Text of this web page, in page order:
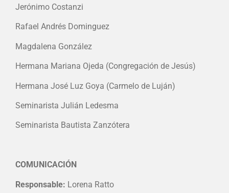
Jerónimo Costanzi
Rafael Andrés Dominguez
Magdalena González
Hermana Mariana Ojeda (Congregación de Jesús)
Hermana José Luz Goya (Carmelo de Luján)
Seminarista Julián Ledesma
Seminarista Bautista Zanzótera
COMUNICACIÓN
Responsable: Lorena Ratto